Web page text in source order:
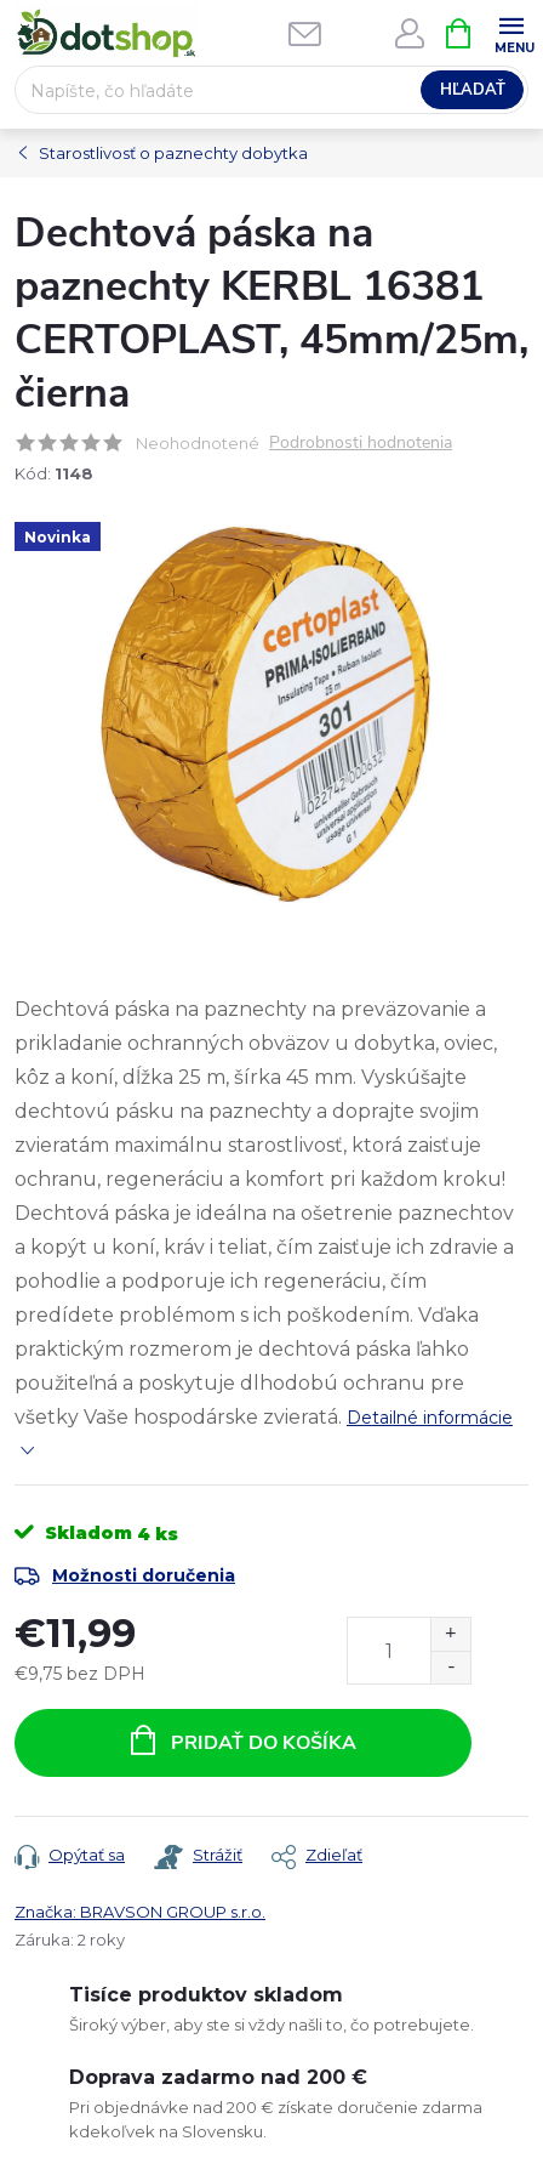
Prejsť
na
obsah
HĽADAŤ
KOŠÍK
Starostlivosť o paznechty dobytka
Dechtová páska na
paznechty KERBL 16381
CERTOPLAST, 45mm/25m,
čierna
Neohodnotené Podrobnosti hodnotenia
Kód: 1148
Novinka
Dechtová páska na paznechty na preväzovanie a
prikladanie ochranných obväzov u dobytka, oviec,
kôz a koní, dĺžka 25 m, šírka 45 mm. Vyskúšajte
dechtovú pásku na paznechty a doprajte svojim
zvieratám maximálnu starostlivosť, ktorá zaisťuje
ochranu, regeneráciu a komfort pri každom kroku!
Dechtová páska je ideálna na ošetrenie paznechtov
a kopýt u koní, kráv i teliat, čím zaisťuje ich zdravie a
pohodlie a podporuje ich regeneráciu, čím
predídete problémom s ich poškodením. Vďaka
praktickým rozmerom je dechtová páska ľahko
použiteľná a poskytuje dlhodobú ochranu pre
všetky Vaše hospodárske zvieratá. Detailné informácie
Skladom 4 ks
Možnosti doručenia
€11,99
€9,75 bez DPH
cena:
PRIDAŤ DO KOŠÍKA
Opýtať sa Strážiť Zdieľať
Značka: BRAVSON GROUP s.r.o.
Záruka: 2 roky
Tisíce produktov skladom
Široký výber, aby ste si vždy našli to, čo potrebujete.
Doprava zadarmo nad 200 €
Pri objednávke nad 200 € získate doručenie zdarma
kdekoľvek na Slovensku.